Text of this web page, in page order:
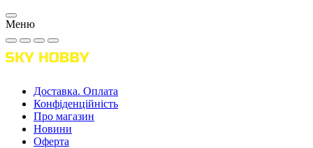
Меню
Доставка. Оплата
Конфіденційність
Про магазин
Новини
Оферта